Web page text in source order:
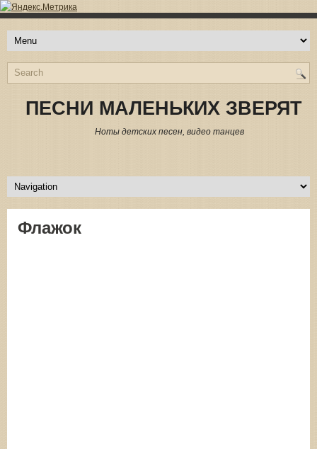
ПЕСНИ МАЛЕНЬКИХ ЗВЕРЯТ
Ноты детских песен, видео танцев
Флажок